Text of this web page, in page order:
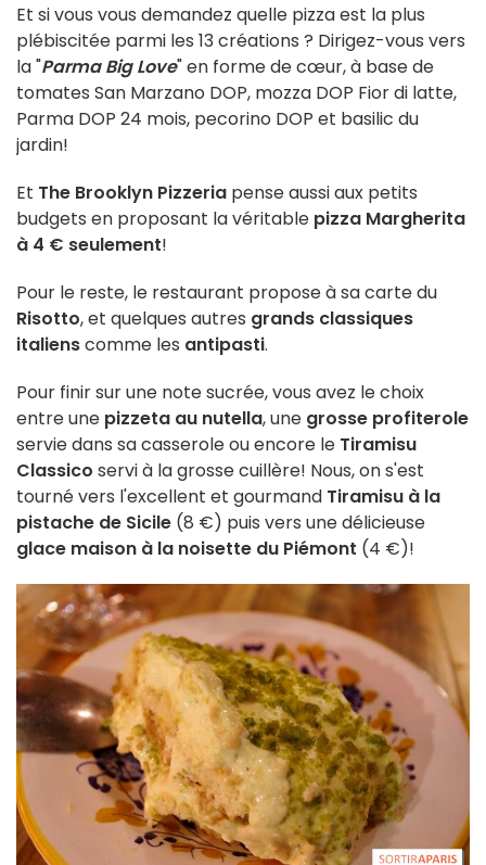
Et si vous vous demandez quelle pizza est la plus
plébiscitée parmi les 13 créations ? Dirigez-vous vers
la "Parma Big Love" en forme de cœur, à base de
tomates San Marzano DOP, mozza DOP Fior di latte,
Parma DOP 24 mois, pecorino DOP et basilic du
jardin!
Et The Brooklyn Pizzeria pense aussi aux petits
budgets en proposant la véritable pizza Margherita
à 4 € seulement!
Pour le reste, le restaurant propose à sa carte du
Risotto, et quelques autres grands classiques
italienscomme les antipasti.
Pour finir sur une note sucrée, vous avez le choix
entre une pizzeta au nutella, une grosse profiterole
servie dans sa casserole ou encore le Tiramisu
Classico servi à la grosse cuillère! Nous, on s'est
tourné vers l'excellent et gourmand Tiramisu à la
pistache de Sicile (8 €) puis vers une délicieuse
glace maison à la noisette du Piémont (4 €)!